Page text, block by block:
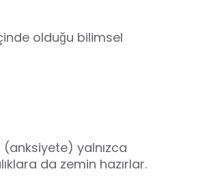
olduğu bilimsel
(anksiyete) yalnızca
da zemin hazırlar.